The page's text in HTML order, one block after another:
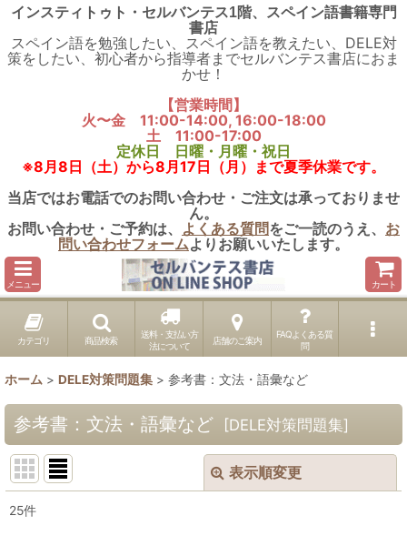
インスティトゥト・セルバンテス1階、スペイン語書籍専門
書店
スペイン語を勉強したい、スペイン語を教えたい、DELE対
策をしたい、初心者から指導者までセルバンテス書店におま
かせ！
【営業時間】
火〜金 11:00-14:00, 16:00-18:00
土 11:00-17:00
定休日 日曜・月曜・祝日
※8月8日（土）から8月17日（月）まで夏季休業です。
当店ではお電話でのお問い合わせ・ご注文は承っておりませ
ん。
お問い合わせ・ご予約は、 よくある質問をご一読のうえ、 お
問い合わせフォームよりお願いいたします。
メニュー カート
カテゴリ 商品検索
送料・支払い方
法について
店舗のご案内
FAQよくある質
問
ホーム > DELE対策問題集 > 参考書：文法・語彙など
参考書：文法・語彙など [DELE対策問題集]
表示順変更
25件